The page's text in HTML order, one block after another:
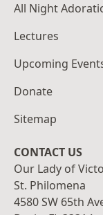
All Night
Lectures
Upcoming
Donate
Sitemap
CONTACT US
Our Lady of
St. Philomena
4580 SW 65th